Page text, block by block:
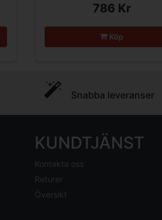
786 Kr
Köp
Snabba leveranser
KUNDTJÄNST
Kontakta oss
Returer
Översikt